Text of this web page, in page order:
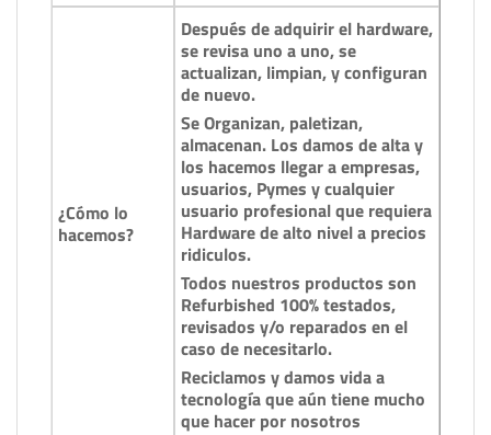
¿Cómo lo
hacemos?
Después de adquirir el hardware,
se revisa uno a uno, se
actualizan, limpian, y configuran
de nuevo.
Se Organizan, paletizan,
almacenan. Los damos de alta y
los hacemos llegar a empresas,
usuarios, Pymes y cualquier
usuario profesional que requiera
Hardware de alto nivel a precios
ridiculos.
Todos nuestros productos son
Refurbished 100% testados,
revisados y/o reparados en el
caso de necesitarlo.
Reciclamos y damos vida a
tecnología que aún tiene mucho
que hacer por nosotros